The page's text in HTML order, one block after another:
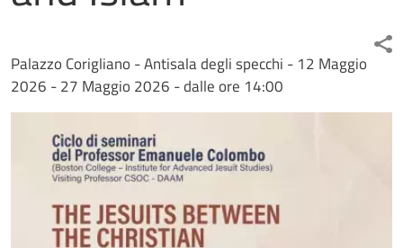
Palazzo Corigliano - Antisala degli specchi - 12 Maggio
2026 -27 Maggio 2026 - dalle ore 14:00